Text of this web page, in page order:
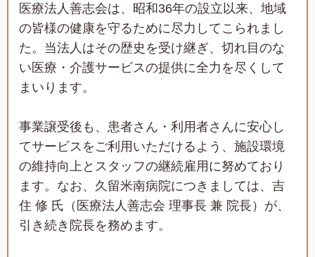
医療法人善志会は、昭和36年の設立以来、地域
の皆様の健康を守るために尽力してこられまし
た。当法人はその歴史を受け継ぎ、切れ目のな
い医療・介護サービスの提供に全力を尽くして
まいります。
事業譲受後も、患者さん・利用者さんに安心し
てサービスをご利用いただけるよう、施設環境
の維持向上とスタッフの継続雇用に努めており
ます。なお、久留米南病院につきましては、吉
住 修 氏（医療法人善志会 理事長 兼 院長）が、
引き続き院長を務めます。